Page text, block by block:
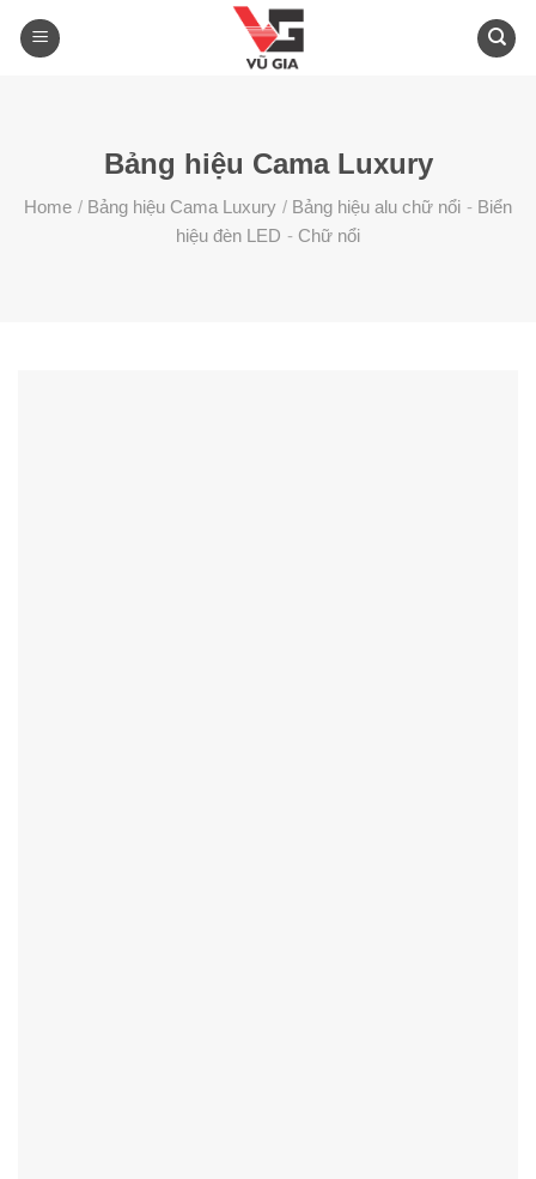
Bảng hiệu Cama Luxury
Home / Bảng hiệu Cama Luxury / Bảng hiệu alu chữ nổi - Biển
hiệu đèn LED - Chữ nổi